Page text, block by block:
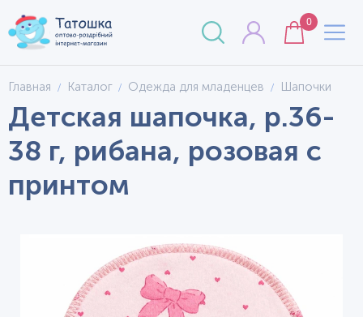
0
Главная Каталог Одежда для младенцев Шапочки
Детская шапочка, р.36-
38 г, рибана, розовая с
принтом